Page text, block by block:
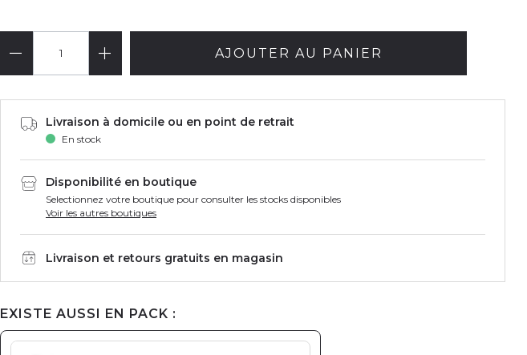
AJOUTER AU PANIER
Livraison à domicile ou en point de retrait
En stock
Disponibilité en boutique
Selectionnez votre boutique pour consulter les stocks disponibles
Voir les autres boutiques
Livraison et retours gratuits en magasin
EXISTE AUSSI EN PACK :